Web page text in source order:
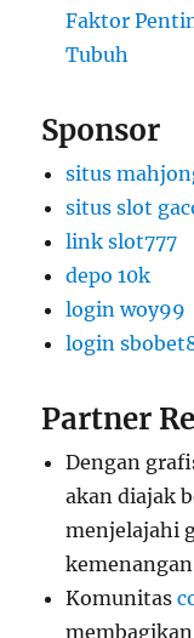
Faktor
Tubuh
Sponsor
situs
situs slot
link slot777
depo 10k
login woy99
login
Partner
Dengan
akan diajak
menjelajahi
Komunitas